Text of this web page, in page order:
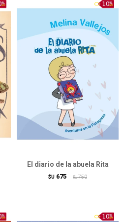
El diario de la abuela Rita
$U 675 $U 750